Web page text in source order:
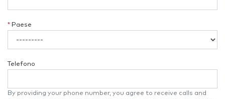
* Paese
Telefono
By providing your phone number, you agree to receive calls and